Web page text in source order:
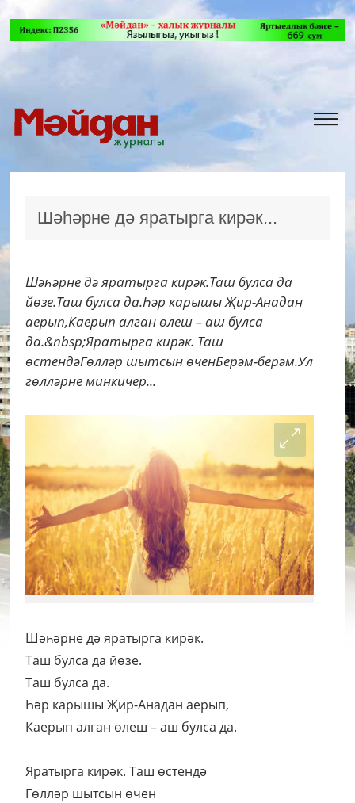
Шәһәрне дә яратырга кирәк...
Шәһәрне дә яратырга кирәк.Таш булса да
йөзе.Таш булса да.Һәр карышы Җир-Анадан
аерып,Каерып алган өлеш – аш булса
да.&nbsp;Яратырга кирәк. Таш
өстендәГөлләр шытсын өченБерәм-берәм.Ул
гөлләрне минкичер...
Шәһәрне дә яратырга кирәк.
Таш булса да йөзе.
Таш булса да.
Һәр карышы Җир-Анадан аерып,
Каерып алган өлеш – аш булса да.
Яратырга кирәк. Таш өстендә
Гөлләр шытсын өчен